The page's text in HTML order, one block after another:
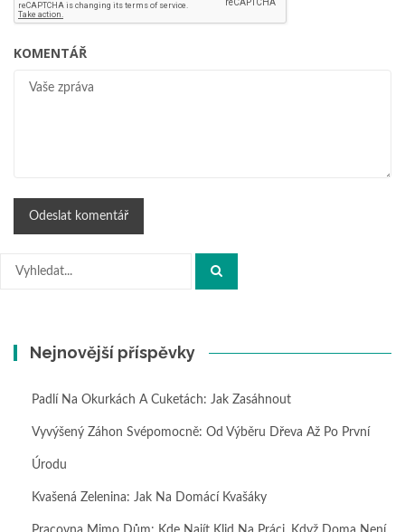
KOMENTÁŘ
Nejnovější příspěvky
Padlí Na Okurkách A Cuketách: Jak Zasáhnout
Vyvýšený Záhon Svépomocně: Od Výběru Dřeva Až Po První
Úrodu
Kvašená Zelenina: Jak Na Domácí Kvašáky